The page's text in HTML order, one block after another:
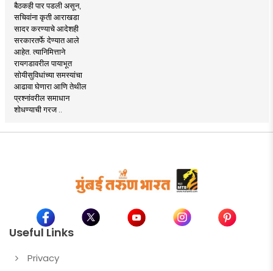
बैठकही पार पडली असून,
सचिवांना कृती आराखडा
सादर करण्याचे आदेशही
सरकारतर्फे देण्यात आले
आहेत. त्यानिमित्ताने
रायगडावरील पायाभूत
सोयीसुविधांच्या समस्यांचा
आढावा घेणारा आणि तेथील
प्रश्नांवरील समाधान
शोधण्याची गरज ..
Useful Links
Privacy